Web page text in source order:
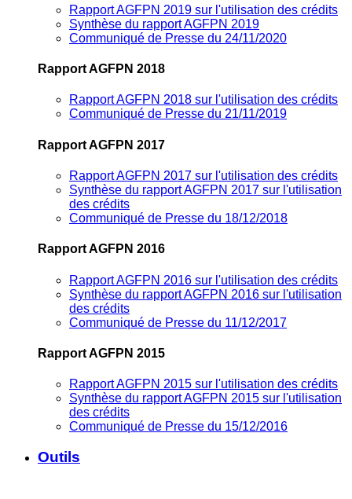
Rapport AGFPN 2019 sur l'utilisation des crédits
Synthèse du rapport AGFPN 2019
Communiqué de Presse du 24/11/2020
Rapport AGFPN 2018
Rapport AGFPN 2018 sur l'utilisation des crédits
Communiqué de Presse du 21/11/2019
Rapport AGFPN 2017
Rapport AGFPN 2017 sur l'utilisation des crédits
Synthèse du rapport AGFPN 2017 sur l'utilisation
des crédits
Communiqué de Presse du 18/12/2018
Rapport AGFPN 2016
Rapport AGFPN 2016 sur l'utilisation des crédits
Synthèse du rapport AGFPN 2016 sur l'utilisation
des crédits
Communiqué de Presse du 11/12/2017
Rapport AGFPN 2015
Rapport AGFPN 2015 sur l'utilisation des crédits
Synthèse du rapport AGFPN 2015 sur l'utilisation
des crédits
Communiqué de Presse du 15/12/2016
Outils